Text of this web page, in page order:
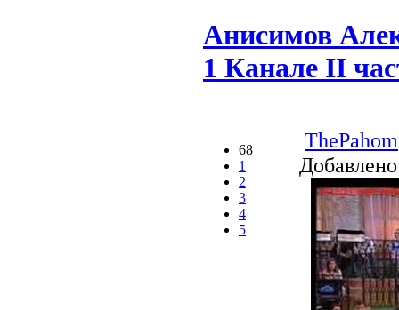
Анисимов
1 Канале II
68
1
2
3
4
5
ThePahom